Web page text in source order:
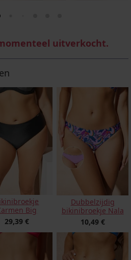
uitverkocht.
Big
29,39 €
Dubbelzijdig
bikinibroekje Nala
10,49 €